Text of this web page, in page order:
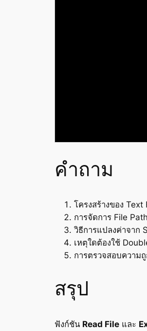
คำถาม
โครงสร้างของ Text
การจัดการ File
วิธีการแปลงค่าจาก
เหตุใดต้องใช้
การตรวจสอบความ
สรุป
ฟังก์ชัน Read File และ